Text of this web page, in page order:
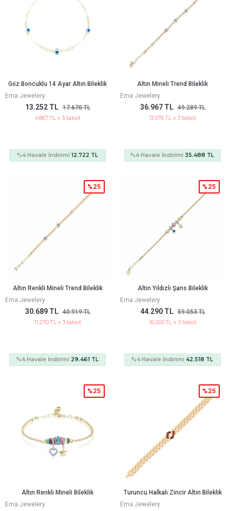
Göz Boncuklu 14 Ayar Altın Bileklik
Ema Jewelery
13.252 TL 17.670 TL
4.867 TL x 3 taksit
%4 Havale İndirimi 12.722 TL
Altın Mineli Trend Bileklik
Ema Jewelery
36.967 TL 49.289 TL
13.576 TL x 3 taksit
%4 Havale İndirimi 35.488 TL
Altın Renkli Mineli Trend Bileklik
Ema Jewelery
30.689 TL 40.919 TL
%25
11.270 TL x 3 taksit
%4 Havale İndirimi 29.461 TL
Altın Yıldızlı Şans Bileklik
Ema Jewelery
44.290 TL 59.053 TL
%25
16.265 TL x 3 taksit
%4 Havale İndirimi42.518 TL
Altın Renkli Mineli Bileklik
Ema Jewelery
%25
Turuncu Halkalı Zincir Altın Bileklik
Ema Jewelery
%25